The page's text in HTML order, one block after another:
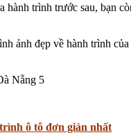
hành trình trước sau, bạn
ảnh đẹp về hành trình
ô tô đơn giản nhất